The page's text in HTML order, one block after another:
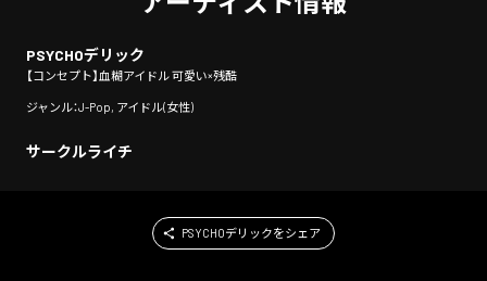
PSYCHOデリック
【コンセプト】血糊アイドル 可愛い×残酷
ジャンル：J-Pop, アイドル(女性)
サークルライチ
PSYCHOデリックをシェア